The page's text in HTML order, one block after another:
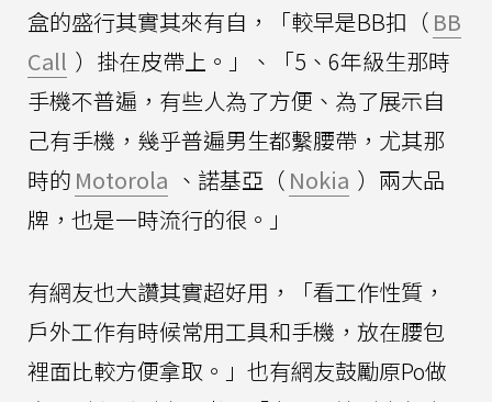
盒的盛行其實其來有自，「較早是BB扣（ BB
Call ）掛在皮帶上。」、「5、6年級生那時
手機不普遍，有些人為了方便、為了展示自
己有手機，幾乎普遍男生都繫腰帶，尤其那
時的 Motorola 、諾基亞（ Nokia ）兩大品
牌，也是一時流行的很。」
有網友也大讚其實超好用，「看工作性質，
戶外工作有時候常用工具和手機，放在腰包
裡面比較方便拿取。」也有網友鼓勵原Po做